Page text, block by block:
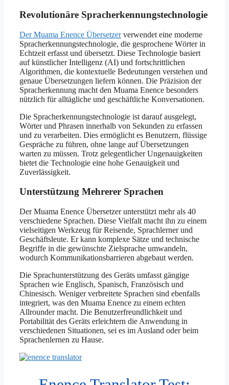
Revolutionäre Spracherkennungstechnologie
Der Muama Enence Übersetzerverwendet eine moderne
Spracherkennungstechnologie, die gesprochene Wörter in
Echtzeit erfasst und übersetzt. Diese Technologie basiert
auf künstlicher Intelligenz (AI) und fortschrittlichen
Algorithmen, die kontextuelle Bedeutungen verstehen und
genaue Übersetzungen liefern können. Die Präzision der
Spracherkennung macht den Muama Enence besonders
nützlich für alltägliche und geschäftliche Konversationen.
Die Spracherkennungstechnologie ist darauf ausgelegt,
Wörter und Phrasen innerhalb von Sekunden zu erfassen
und zu verarbeiten. Dies ermöglicht es Benutzern, flüssige
Gespräche zu führen, ohne lange auf Übersetzungen
warten zu müssen. Trotz gelegentlicher Ungenauigkeiten
bietet die Technologie eine hohe Genauigkeit und
Zuverlässigkeit.
Unterstützung Mehrerer Sprachen
Der Muama Enence Übersetzer unterstützt mehr als 40
verschiedene Sprachen. Diese Vielfalt macht ihn zu einem
vielseitigen Werkzeug für Reisende, Sprachlerner und
Geschäftsleute. Er kann komplexe Sätze und technische
Begriffe in die gewünschte Zielsprache umwandeln,
wodurch Kommunikationsbarrieren abgebaut werden.
Die Sprachunterstützung des Geräts umfasst gängige
Sprachen wie Englisch, Spanisch, Französisch und
Chinesisch. Weniger verbreitete Sprachen sind ebenfalls
integriert, was den Muama Enence zu einem echten
Allrounder macht. Die Benutzerfreundlichkeit und
Portabilität des Geräts erleichtern die Anwendung in
verschiedenen Situationen, sei es im Ausland oder beim
Sprachenlernen zu Hause.